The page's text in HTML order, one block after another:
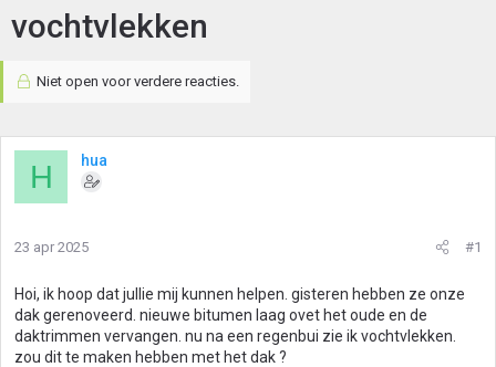
vochtvlekken
Niet open voor verdere reacties.
H hua
23 apr 2025 #1
Hoi, ik hoop dat jullie mij kunnen helpen. gisteren hebben ze onze
dak gerenoveerd. nieuwe bitumen laag ovet het oude en de
daktrimmen vervangen. nu na een regenbui zie ik vochtvlekken.
zou dit te maken hebben met het dak ?